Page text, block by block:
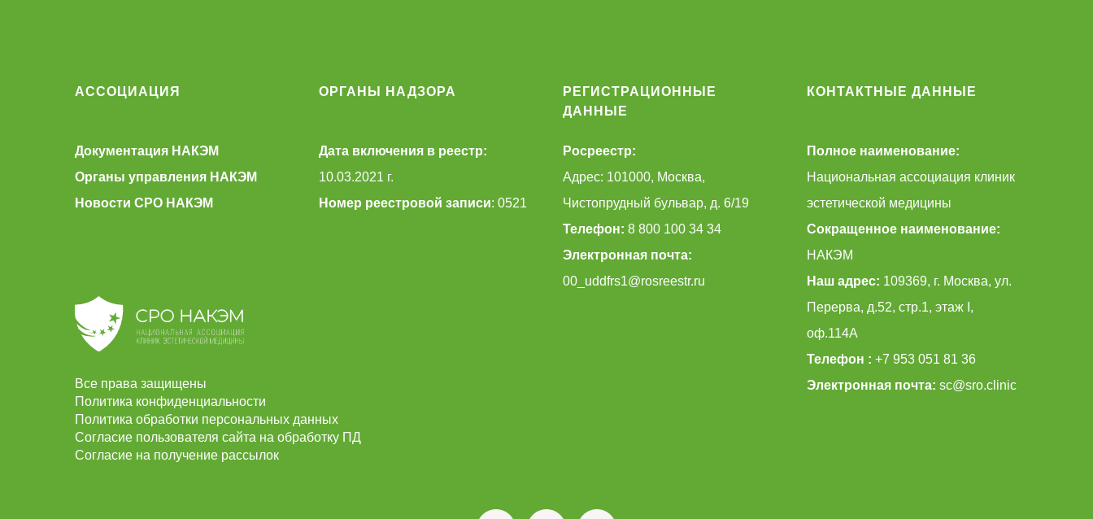
АССОЦИАЦИЯ
Документация НАКЭМ
Органы управления НАКЭМ
Новости СРО НАКЭМ
РЕГИСТРАЦИОННЫЕ
ДАННЫЕ
Росреестр:
Адрес: 101000, Москва,
Чистопрудный бульвар, д. 6/19
Телефон: 8 800 100 34 34
Электронная почта:
00_uddfrs1@rosreestr.ru
ОРГАНЫ НАДЗОРА
Дата включения в реестр:
10.03.2021 г.
Номер реестровой записи: 0521
КОНТАКТНЫЕ ДАННЫЕ
Полное наименование:
Национальная ассоциация клиник
эстетической медицины
Сокращенное наименование:
НАКЭМ
Наш адрес: 109369, г. Москва, ул.
Перерва, д.52, стр.1, этаж I,
оф.114А
Телефон : +7 953 051 81 36
Электронная почта: sc@sro.clinic
Все права защищены
Политика конфиденциальности
Политика обработки персональных данных
Согласие пользователя сайта на обработку ПД
Согласие на получение рассылок